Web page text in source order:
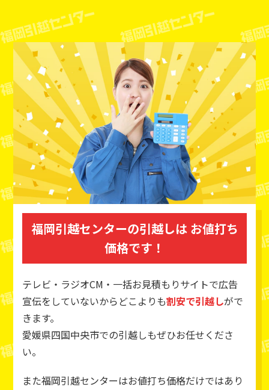
福岡引越センターの引越しはお値打ち
価格です！
テレビ・ラジオCM・一括お見積もりサイトで広告
宣伝をしていないからどこよりも割安で引越しがで
きます。
愛媛県四国中央市での引越しもぜひお任せくださ
い。
また福岡引越センターはお値打ち価格だけではあり